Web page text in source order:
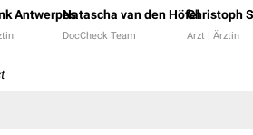
AntwerpesNatascha van den Höfel
DocCheck Team
Christoph
Arzt | Ärztin